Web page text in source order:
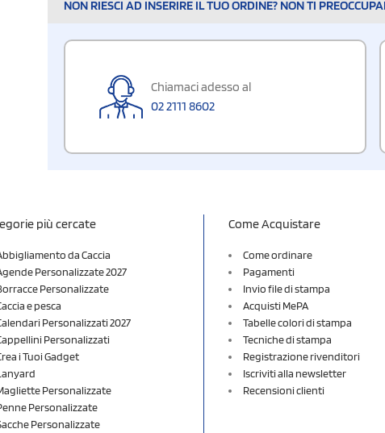
NON RIESCI AD INSERIRE IL TUO ORDINE? NON TI
Chiamaci adesso al
02 2111 8602
più cercate
da Caccia
Personalizzate 2027
Personalizzate
e pesca
Personalizzati 2027
Personalizzati
i Tuoi Gadget
Personalizzate
Personalizzate
Personalizzate
Come Acquistare
Come ordinare
Pagamenti
Invio file di stampa
Acquisti MePA
Tabelle colori di stampa
Tecniche di stampa
Registrazione rivenditori
Iscriviti alla newsletter
Recensioni clienti